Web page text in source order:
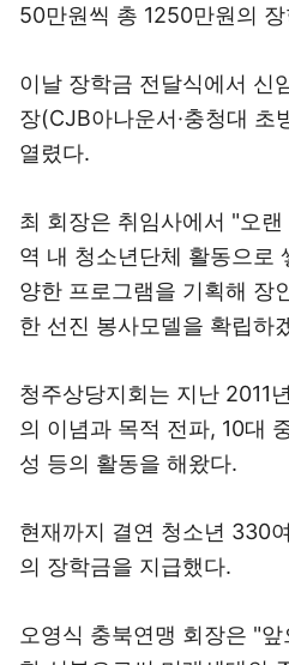
50만원씩 총 1250만원의
이날 장학금 전달식에서 신
장(CJB아나운서·충청대 초
열렸다.
최 회장은 취임사에서 "오
역 내 청소년단체 활동으로
양한 프로그램을 기획해 장
한 선진 봉사모델을 확립하
청주상당지회는 지난 2011
의 이념과 목적 전파, 10대
성 등의 활동을 해왔다.
현재까지 결연 청소년 330
의 장학금을 지급했다.
오영식 충북연맹 회장은 "